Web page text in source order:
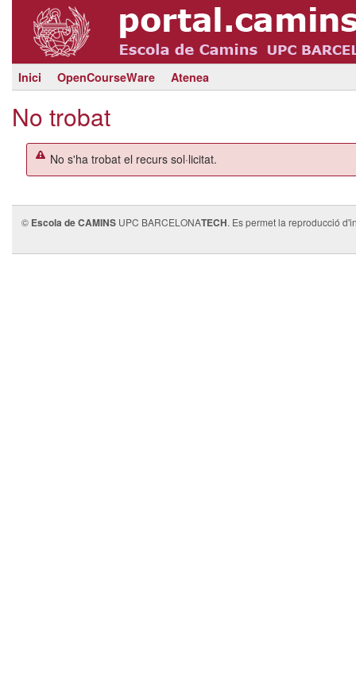
Inici OpenCourseWare Atenea
No trobat
No s'ha trobat el recurs sol·licitat.
© Escola de CAMINS UPC BARCELONATECH. Es permet la reproducció